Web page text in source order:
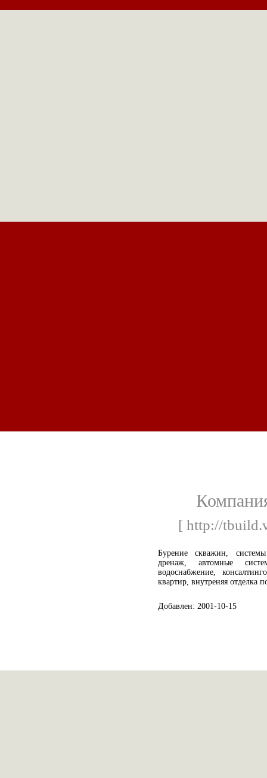
[ http://
Бурение скважин,
дренаж, автомные
водоснабжение,
квартир, внутреняя отделка
Добавлен: 2001-10-15